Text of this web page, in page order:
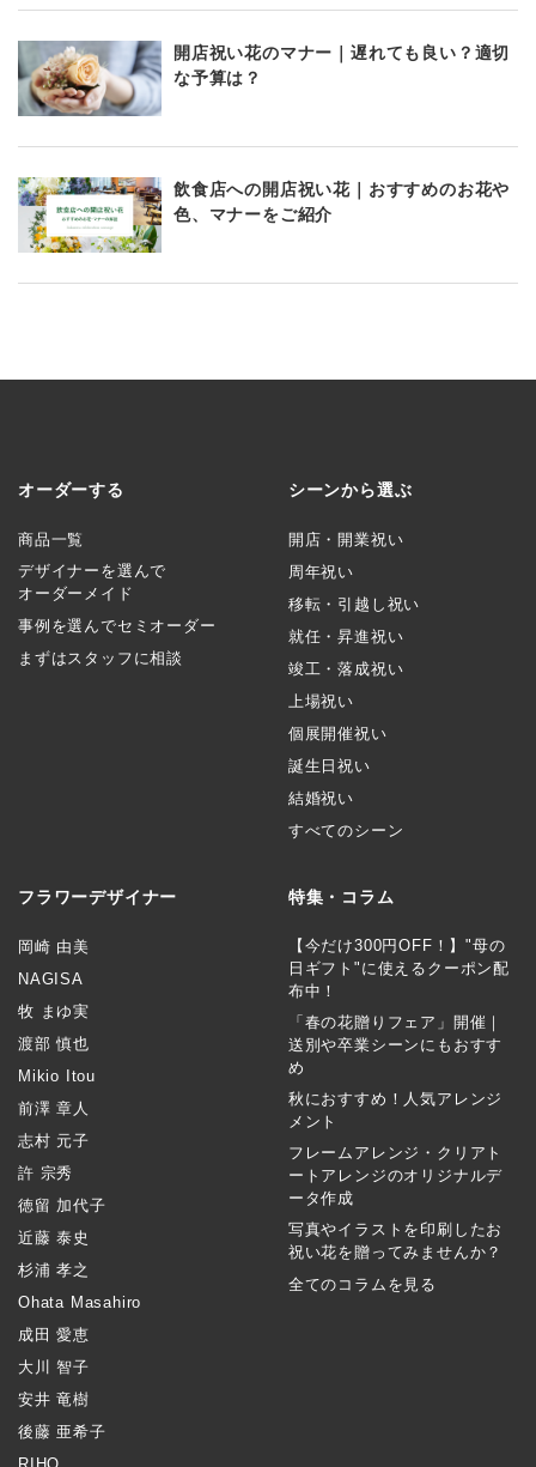
開店祝い花のマナー｜遅れても良い？適切
な予算は？
飲食店への開店祝い花｜おすすめのお花や
色、マナーをご紹介
オーダーする
商品一覧
デザイナーを選んで
オーダーメイド
事例を選んでセミオーダー
まずはスタッフに相談
シーンから選ぶ
開店・開業祝い
周年祝い
移転・引越し祝い
就任・昇進祝い
竣工・落成祝い
上場祝い
個展開催祝い
誕生日祝い
結婚祝い
すべてのシーン
フラワーデザイナー
岡崎 由美
NAGISA
牧 まゆ実
渡部 慎也
Mikio Itou
前澤 章人
志村 元子
許 宗秀
徳留 加代子
近藤 泰史
杉浦 孝之
Ohata Masahiro
成田 愛恵
大川 智子
安井 竜樹
後藤 亜希子
特集・コラム
【今だけ300円OFF！】"母の
日ギフト"に使えるクーポン配
布中！
「春の花贈りフェア」開催｜
送別や卒業シーンにもおすす
め
秋におすすめ！人気アレンジ
メント
フレームアレンジ・クリアト
ートアレンジのオリジナルデ
ータ作成
写真やイラストを印刷したお
祝い花を贈ってみませんか？
全てのコラムを見る